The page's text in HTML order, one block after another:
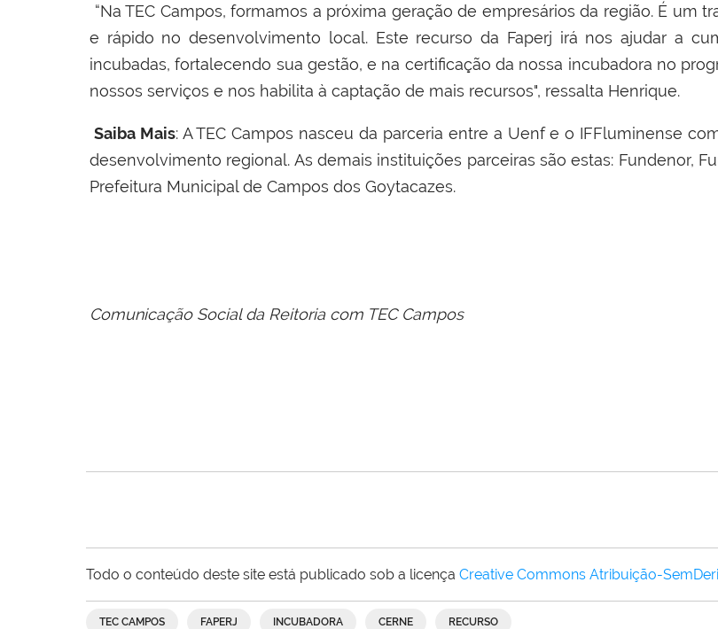
“Na TEC Campos, formamos a próxima geração de empresários da região. É
e rápido no desenvolvimento local. Este recurso da Faperj irá nos ajudar a
incubadas, fortalecendo sua gestão, e na certificação da nossa incubadora no
nossos serviços e nos habilita à captação de mais recursos", ressalta Henrique.
Saiba Mais: A TEC Campos nasceu da parceria entre a Uenf e o IFFluminense
desenvolvimento regional. As demais instituições parceiras são estas: Fundenor,
Prefeitura Municipal de Campos dos Goytacazes.
Comunicação Social da Reitoria com TEC Campos
Todo o conteúdo deste site está publicado sob a licença Creative Commons Atribuição-
TEC CAMPOS FAPERJ INCUBADORA CERNE RECURSO